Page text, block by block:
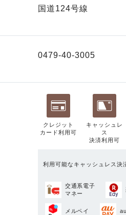
国道124号線
0479-40-3005
クレジット
カード利用可
キャッシュレ
ス
決済利用可
利用可能なキャッシュレス決
交通系電子
マネー
メルペイ